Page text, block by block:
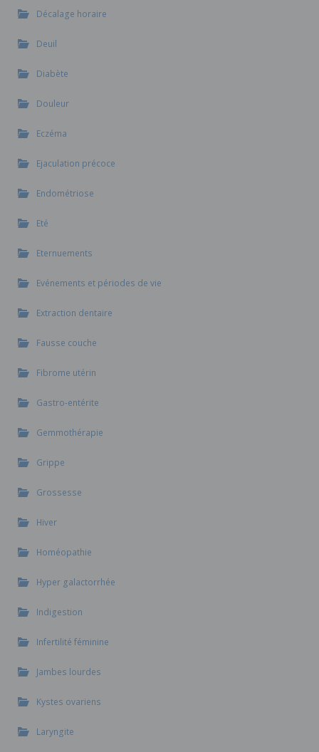
Décalage horaire
Deuil
Diabète
Douleur
Eczéma
Ejaculation précoce
Endométriose
Eté
Eternuements
Evénements et périodes de vie
Extraction dentaire
Fausse couche
Fibrome utérin
Gastro-entérite
Gemmothérapie
Grippe
Grossesse
Hiver
Homéopathie
Hyper galactorrhée
Indigestion
Infertilité féminine
Jambes lourdes
Kystes ovariens
Laryngite